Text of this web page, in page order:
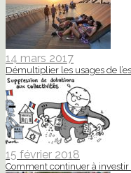
14 mars 2017
Démultiplier les usages de
15 février 2018
Comment continuer à investir